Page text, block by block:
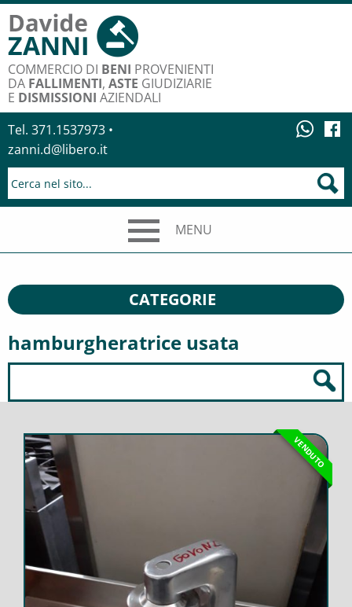
COMMERCIO DI BENI PROVENIENTI
DA FALLIMENTI, ASTE GIUDIZIARIE
E DISMISSIONI AZIENDALI
Tel. 371.1537973 •
zanni.d@libero.it
MENU
CATEGORIE
hamburgheratrice usata
VENDUTO